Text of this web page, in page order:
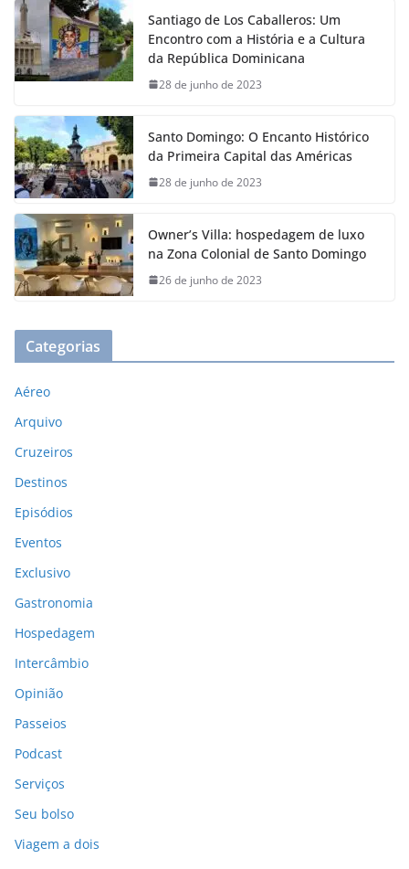
Santiago de Los Caballeros: Um
Encontro com a História e a Cultura
da República Dominicana
28 de junho de 2023
Santo Domingo: O Encanto Histórico
da Primeira Capital das Américas
28 de junho de 2023
Owner’s Villa: hospedagem de luxo
na Zona Colonial de Santo Domingo
26 de junho de 2023
Categorias
Aéreo
Arquivo
Cruzeiros
Destinos
Episódios
Eventos
Exclusivo
Gastronomia
Hospedagem
Intercâmbio
Opinião
Passeios
Podcast
Serviços
Seu bolso
Viagem a dois